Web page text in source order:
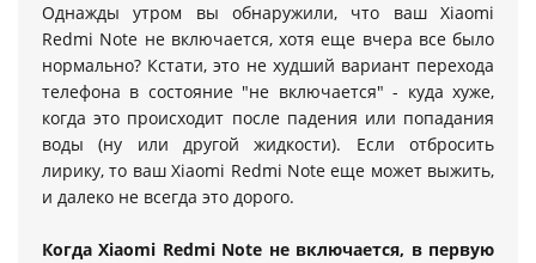
Однажды утром вы обнаружили, что ваш Xiaomi
Redmi Note не включается, хотя еще вчера все было
нормально? Кстати, это не худший вариант перехода
телефона в состояние "не включается" - куда хуже,
когда это происходит после падения или попадания
воды (ну или другой жидкости). Если отбросить
лирику, то ваш Xiaomi Redmi Note еще может выжить,
и далеко не всегда это дорого.
Когда Xiaomi Redmi Note не включается, в первую